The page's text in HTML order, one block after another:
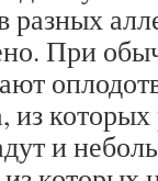
разных
При
из
и